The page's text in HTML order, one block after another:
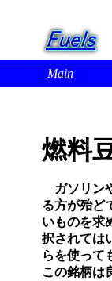
Main
燃料
ガソリン
る方が殆ど
いものを求
択されては
らを使って
この銘柄は